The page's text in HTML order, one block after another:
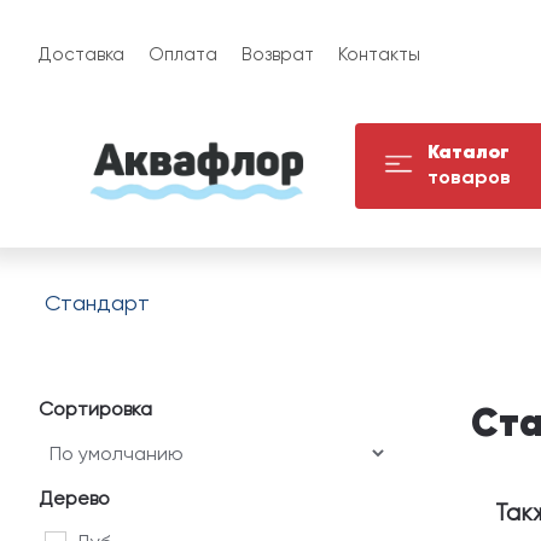
Доставка Оплата Возврат Контакты
Каталог
товаров
Стандарт
Сортировка
Дерево